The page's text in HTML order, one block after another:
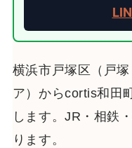
横浜市戸塚区（戸
ア）からcortis和田
します。JR・相鉄
ります。